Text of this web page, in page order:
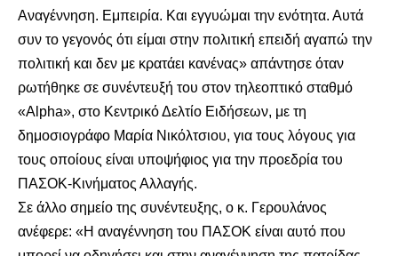
Αναγέννηση. Εμπειρία. Και εγγυώμαι την ενότητα. Αυτά
συν το γεγονός ότι είμαι στην πολιτική επειδή αγαπώ την
πολιτική και δεν με κρατάει κανένας» απάντησε όταν
ρωτήθηκε σε συνέντευξή του στον τηλεοπτικό σταθμό
«Alpha», στο Κεντρικό Δελτίο Ειδήσεων, με τη
δημοσιογράφο Μαρία Νικόλτσιου, για τους λόγους για
τους οποίους είναι υποψήφιος για την προεδρία του
ΠΑΣΟΚ-Κινήματος Αλλαγής.
Σε άλλο σημείο της συνέντευξης, ο κ. Γερουλάνος
ανέφερε: «Η αναγέννηση του ΠΑΣΟΚ είναι αυτό που